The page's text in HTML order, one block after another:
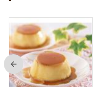
前